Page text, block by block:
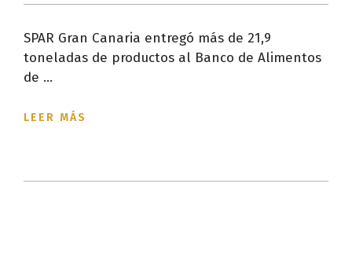
SPAR Gran Canaria entregó más de 21,9
toneladas de productos al Banco de Alimentos
de ...
LEER MÁS